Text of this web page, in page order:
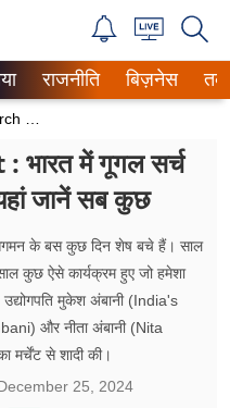
राजनीति बिज़नेस
में गूगल सर्च
जानें सब कुछ
के बस कुछ दिन शेष बचे हैं। साल
कुछ ऐसे कार्यक्रम हुए जो हमेशा
मुकेश अंबानी (India's
और नीता अंबानी (Nita
मर्चेंट से शादी की।
25, 2024